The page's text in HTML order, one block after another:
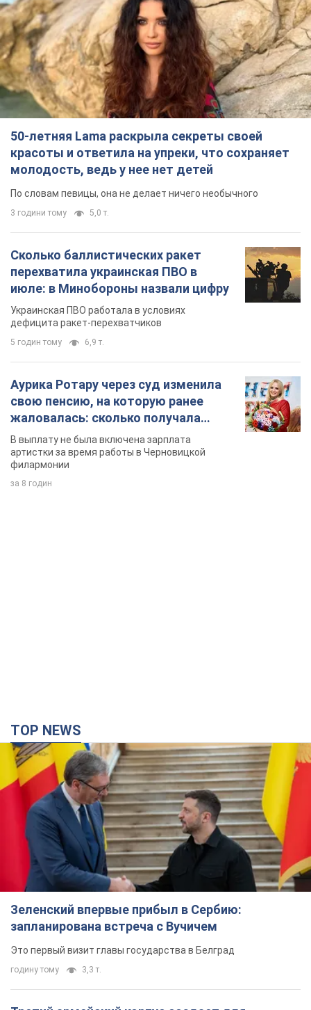
50-летняя Lama раскрыла секреты своей
красоты и ответила на упреки, что сохраняет
молодость, ведь у нее нет детей
По словам певицы, она не делает ничего необычного
3 години тому 5,0 т.
Сколько баллистических ракет
перехватила украинская ПВО в
июле: в Минобороны назвали цифру
Украинская ПВО работала в условиях
дефицита ракет-перехватчиков
5 годин тому 6,9 т.
Аурика Ротару через суд изменила
свою пенсию, на которую ранее
жаловалась: сколько получала
певица
В выплату не была включена зарплата
артистки за время работы в Черновицкой
филармонии
за 8 годин
TOP NEWS
Зеленский впервые прибыл в Сербию:
запланирована встреча с Вучичем
Это первый визит главы государства в Белград
годину тому 3,3 т.